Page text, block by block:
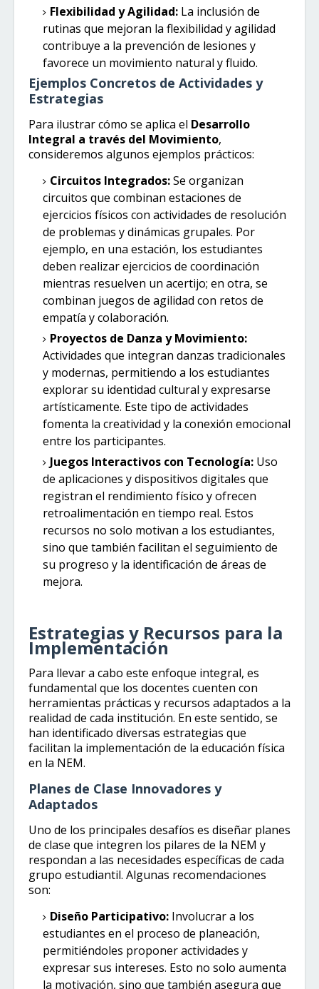
Flexibilidad y Agilidad: La inclusión de
rutinas que mejoran la flexibilidad y agilidad
contribuye a la prevención de lesiones y
favorece un movimiento natural y fluido.
Ejemplos Concretos de Actividades y
Estrategias
Para ilustrar cómo se aplica el Desarrollo
Integral a través del Movimiento,
consideremos algunos ejemplos prácticos:
Circuitos Integrados:Se organizan
circuitos que combinan estaciones de
ejercicios físicos con actividades de resolución
de problemas y dinámicas grupales. Por
ejemplo, en una estación, los estudiantes
deben realizar ejercicios de coordinación
mientras resuelven un acertijo; en otra, se
combinan juegos de agilidad con retos de
empatía y colaboración.
Proyectos de Danza y Movimiento:
Actividades que integran danzas tradicionales
y modernas, permitiendo a los estudiantes
explorar su identidad cultural y expresarse
artísticamente. Este tipo de actividades
fomenta la creatividad y la conexión emocional
entre los participantes.
Juegos Interactivos con Tecnología: Uso
de aplicaciones y dispositivos digitales que
registran el rendimiento físico y ofrecen
retroalimentación en tiempo real. Estos
recursos no solo motivan a los estudiantes,
sino que también facilitan el seguimiento de
su progreso y la identificación de áreas de
mejora.
Estrategias y Recursos para la
Implementación
Para llevar a cabo este enfoque integral, es
fundamental que los docentes cuenten con
herramientas prácticas y recursos adaptados a la
realidad de cada institución. En este sentido, se
han identificado diversas estrategias que
facilitan la implementación de la educación física
en la NEM.
Planes de Clase Innovadores y
Adaptados
Uno de los principales desafíos es diseñar planes
de clase que integren los pilares de la NEM y
respondan a las necesidades específicas de cada
grupo estudiantil. Algunas recomendaciones
son:
Diseño Participativo: Involucrar a los
estudiantes en el proceso de planeación,
permitiéndoles proponer actividades y
expresar sus intereses. Esto no solo aumenta
la motivación, sino que también asegura que